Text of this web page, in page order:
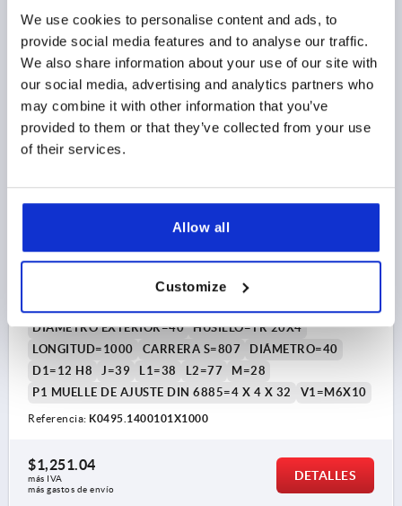
We use cookies to personalise content and ads, to
provide social media features and to analyse our traffic.
We also share information about your use of our site with
our social media, advertising and analytics partners who
may combine it with other information that you’ve
provided to them or that they’ve collected from your use
of their services.
Allow all
Customize
más IVA
DETALLES
K0495
UNIDAD LINEAL CON RODAMIENTO DE BOLAS B=40,
L=1000, ACERO INOXIDABLE 1.4301, COMP:ACERO
DIÁMETRO EXTERIOR=40
HUSILLO=TR 20X4
LONGITUD=1000
CARRERA S=807
DIÁMETRO=40
D1=12 H8
J=39 L1=38 L2=77
M=28
P1 MUELLE DE AJUSTE DIN 6885=4 X 4 X 32
V1=M6X10
Referencia: K0495.1400101X1000
$1,251.04
más IVA
más gastos de envío
DETALLES